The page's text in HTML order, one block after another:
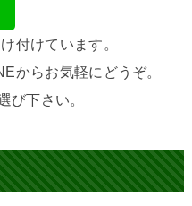
付けています。
からお気軽にどうぞ。
び下さい。